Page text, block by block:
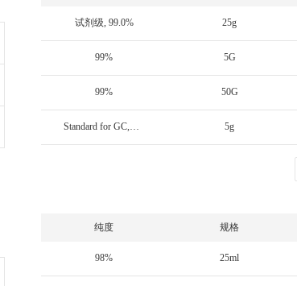
试剂级, 99.0% 25g
99% 5G
99% 50G
Standard for GC,>98% 5g
纯度 规格
98% 25ml